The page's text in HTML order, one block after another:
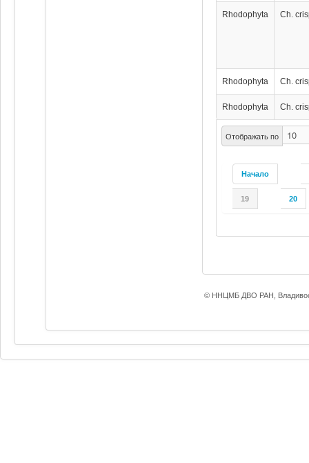
Отображать по
Начало
19 20
Rhodophyta Ch.
Rhodophyta Ch.
Rhodophyta Ch.
© ННЦМБ ДВО РАН,